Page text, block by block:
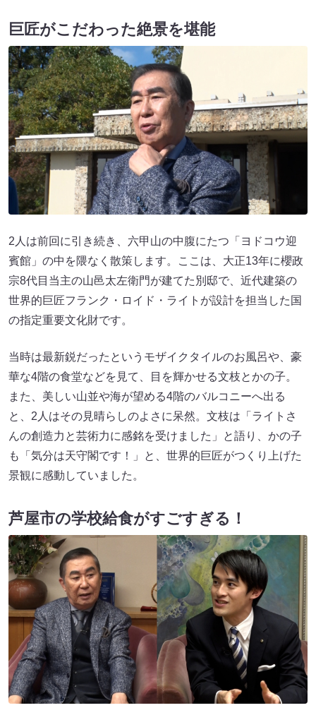
巨匠がこだわった絶景を堪能
2人は前回に引き続き、六甲山の中腹にたつ「ヨドコウ迎
賓館」の中を隈なく散策します。ここは、大正13年に櫻政
宗8代目当主の山邑太左衛門が建てた別邸で、近代建築の
世界的巨匠フランク・ロイド・ライトが設計を担当した国
の指定重要文化財です。
当時は最新鋭だったというモザイクタイルのお風呂や、豪
華な4階の食堂などを見て、目を輝かせる文枝とかの子。
また、美しい山並や海が望める4階のバルコニーへ出る
と、2人はその見晴らしのよさに呆然。文枝は「ライトさ
んの創造力と芸術力に感銘を受けました」と語り、かの子
も「気分は天守閣です！」と、世界的巨匠がつくり上げた
景観に感動していました。
芦屋市の学校給食がすごすぎる！